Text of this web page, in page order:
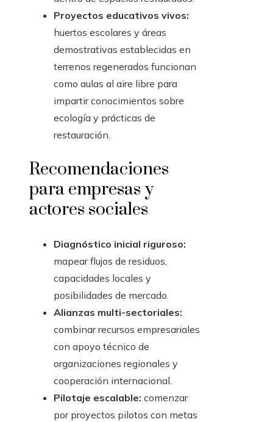
Proyectos educativos vivos:
huertos escolares y áreas
demostrativas establecidas en
terrenos regenerados funcionan
como aulas al aire libre para
impartir conocimientos sobre
ecología y prácticas de
restauración.
Recomendaciones
para empresas y
actores sociales
Diagnóstico inicial riguroso:
mapear flujos de residuos,
capacidades locales y
posibilidades de mercado.
Alianzas multi-sectoriales:
combinar recursos empresariales
con apoyo técnico de
organizaciones regionales y
cooperación internacional.
Pilotaje escalable: comenzar
por proyectos pilotos con metas